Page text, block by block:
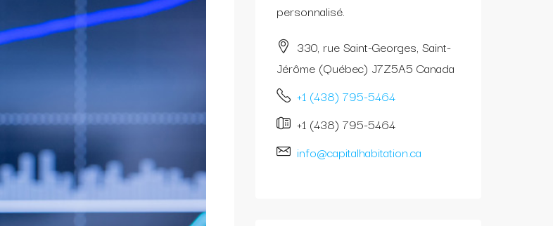
personnalisé.
330, rue Saint-Georges, Saint-
Jérôme (Québec) J7Z5A5 Canada
+1 (438) 795-5464
+1 (438) 795-5464
info@capitalhabitation.ca